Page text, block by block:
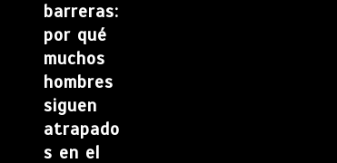
barreras:
por qué
muchos
hombres
siguen
atrapado
s en el